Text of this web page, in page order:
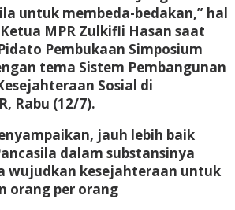
untuk membeda-bedakan,” hal
MPR Zulkifli Hasan saat
Pembukaan Simposium
tema Sistem Pembangunan
Sosial di
Rabu (12/7).
jauh lebih baik
dalam substansinya
wujudkan kesejahteraan untuk
orang per orang